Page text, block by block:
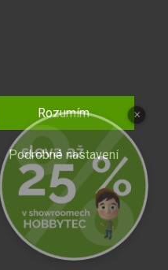
Rozumím
Podrobné nastavení
×